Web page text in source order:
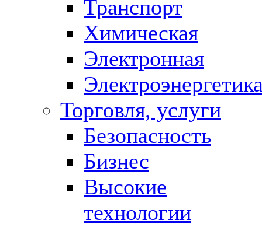
Транспорт
Химическая
Электронная
Торговля, услуги
Безопасность
Бизнес
Высокие
технологии